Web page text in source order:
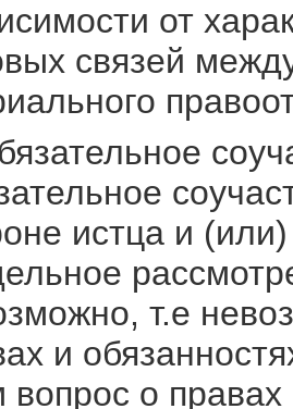
от
связей
истца и
т.е
и
вопрос о